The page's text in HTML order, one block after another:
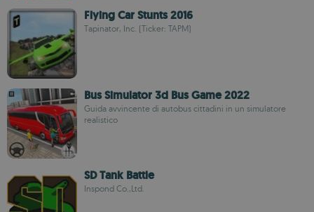
Flying Car Stunts 2016
Tapinator, Inc. (Ticker: TAPM)
Bus Simulator 3d Bus Game 2022
Guida avvincente di autobus cittadini in un simulatore
realistico
SD Tank Battle
Inspond Co.,Ltd.